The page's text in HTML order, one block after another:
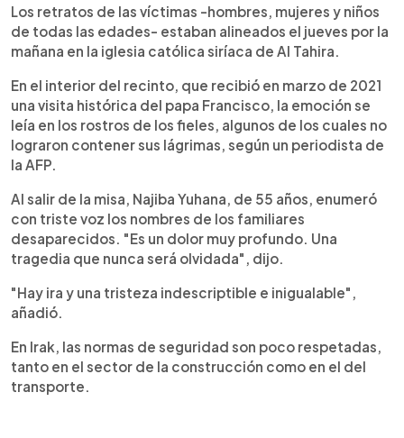
Los retratos de las víctimas -hombres, mujeres y niños
de todas las edades- estaban alineados el jueves por la
mañana en la iglesia católica siríaca de Al Tahira.
En el interior del recinto, que recibió en marzo de 2021
una visita histórica del papa Francisco, la emoción se
leía en los rostros de los fieles, algunos de los cuales no
lograron contener sus lágrimas, según un periodista de
la AFP.
Al salir de la misa, Najiba Yuhana, de 55 años, enumeró
con triste voz los nombres de los familiares
desaparecidos. "Es un dolor muy profundo. Una
tragedia que nunca será olvidada", dijo.
"Hay ira y una tristeza indescriptible e inigualable",
añadió.
En Irak, las normas de seguridad son poco respetadas,
tanto en el sector de la construcción como en el del
transporte.